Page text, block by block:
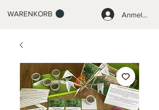
WARENKORB Anmelden